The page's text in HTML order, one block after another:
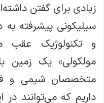
زیادی برای گفتن
سیلیکونی پیشرفته
و تکنولوژیک عقب
مولکولی» یک زمین
متخصصان شیمی و
داریم که می‌توانند